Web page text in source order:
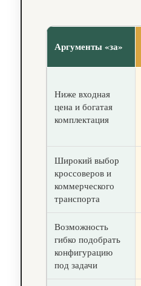
Аргументы «за»
Ниже входная
цена и богатая
комплектация
Широкий выбор
кроссоверов и
коммерческого
транспорта
Возможность
гибко подобрать
конфигурацию
под задачи